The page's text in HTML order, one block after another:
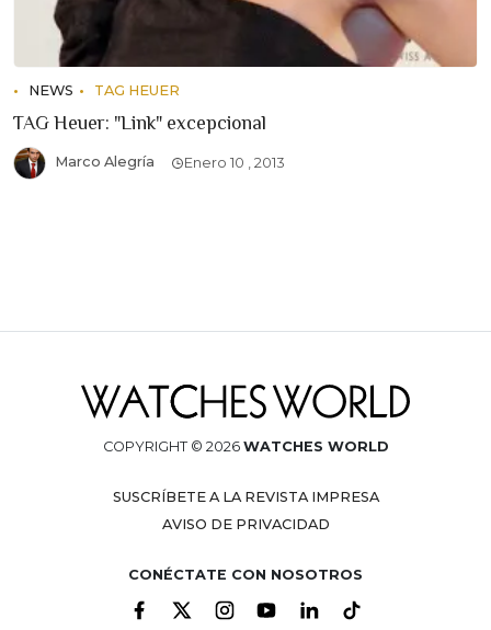
NEWS TAG HEUER
TAG Heuer: "Link" excepcional
Marco Alegría Enero 10 , 2013
COPYRIGHT © 2026 WATCHES WORLD
SUSCRÍBETE A LA REVISTA IMPRESA
AVISO DE PRIVACIDAD
CONÉCTATE CON NOSOTROS